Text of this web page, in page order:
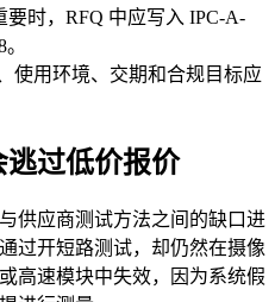
时，RFQ 中应写入 IPC-A-
使用环境、交期和合规目标应
逃过低价报价
供应商测试方法之间的缺口进
过开短路测试，却仍然在摄像
高速模块中失效，因为系统假